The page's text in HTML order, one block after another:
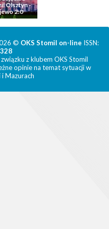
Olsztyn -
2:0
© OKS Stomil on-line ISSN:
z klubem OKS Stomil
opinie na temat sytuacji w
i Mazurach